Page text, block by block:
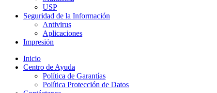
USP
Seguridad de la Información
Antivirus
Aplicaciones
Impresión
Inicio
Centro de Ayuda
Política de Garantías
Política Protección de Datos